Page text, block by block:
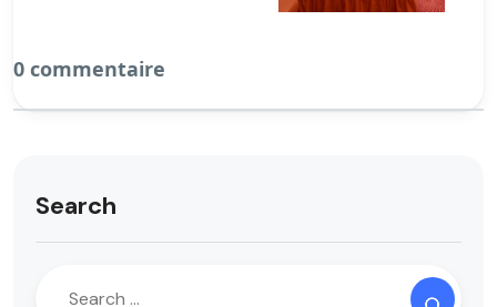
0 commentaire
Search